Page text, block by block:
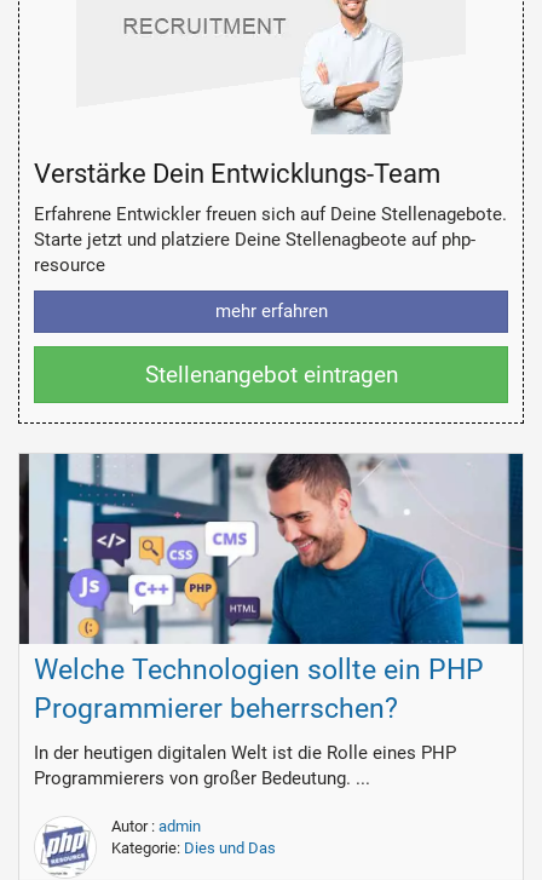
Verstärke Dein Entwicklungs-Team
Erfahrene Entwickler freuen sich auf Deine Stellenagebote.
Starte jetzt und platziere Deine Stellenagbeote auf php-
resource
mehr erfahren
Stellenangebot eintragen
Welche Technologien sollte ein PHP
Programmierer beherrschen?
In der heutigen digitalen Welt ist die Rolle eines PHP
Programmierers von großer Bedeutung. ...
Autor : admin
Kategorie: Dies und Das